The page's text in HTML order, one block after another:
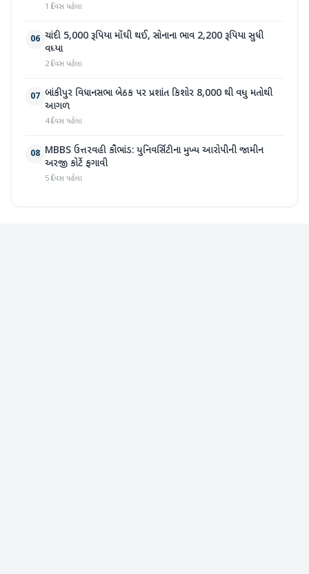
1 દિવસ પહેલા
06 ચાંદી 5,000 રૂપિયા મોંઘી થઈ, સોનાના ભાવ 2,200 રૂપિયા સુધી
વધ્યા
2 દિવસ પહેલા
07 બાંકીપુર વિધાનસભા બેઠક પર પ્રશાંત કિશોર 8,000 થી વધુ મતોથી
આગળ
4 દિવસ પહેલા
08 MBBS ઉત્તરવહી કૌભાંડ: યુનિવર્સિટીના મુખ્ય આરોપીની જામીન
અરજી કોર્ટે ફગાવી
5 દિવસ પહેલા